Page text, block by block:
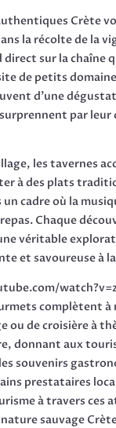
Crète
la récolte de la
sur la chaîne
de petits
d’une
par leur
les tavernes
à des plats
un cadre où la
Chaque
véritable
et savoureuse à
complètent
ou de croisière à
donnant aux
souvenirs
prestataires
à travers ces
sauvage